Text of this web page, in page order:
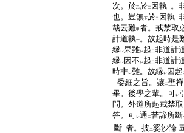
次。於乙於二 因執一。
也。豈無下於二 因執一
哉云難甲者。戒禁取
計道執一。故起時是
縁レ果雖レ起 二非道計
縁レ 因不 レ起 二非道計
時非レ難。故縁レ 因起
委細之旨。讓二聖
畢。後學之輩。可レ
問。外道所起戒禁
答。可レ通 二苦諦所斷
斷一者。披 二婆沙論